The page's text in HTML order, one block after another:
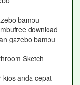
bambu
download
gazebo bambu
Sketch
kios anda cepat